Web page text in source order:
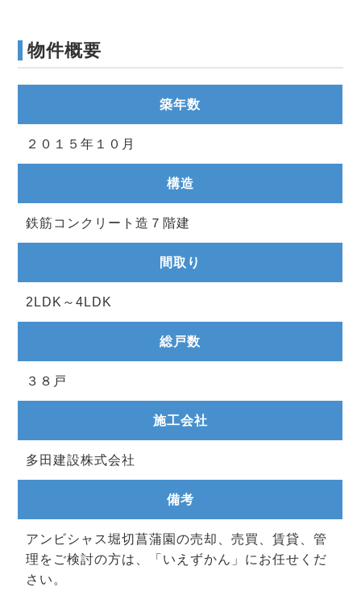
物件概要
築年数
２０１５年１０月
構造
鉄筋コンクリート造７階建
間取り
2LDK～4LDK
総戸数
３８戸
施工会社
多田建設株式会社
備考
アンビシャス堀切菖蒲園の売却、売買、賃貸、管
理をご検討の方は、「いえずかん」にお任せくだ
さい。